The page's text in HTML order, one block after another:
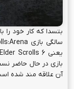
بازی در حال حاضر
آن علاقه مند شده